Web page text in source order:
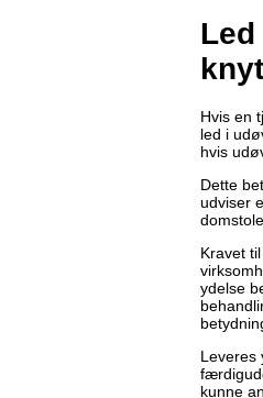
Hvis en
led i
hvis
Dette
udviser
Kravet
ydelse
Leveres
kunne